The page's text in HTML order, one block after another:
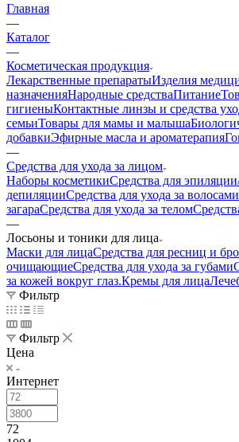
Главная
—
Каталог
—
Косметическая продукция
Лекарственные препаратыИзделия
назначенияНародные средстваПитание
гигиеныКонтактные линзы и средства
семьиТовары для мамы и малыша
добавкиЭфирные масла и ароматерапия
—
Средства для ухода за лицом
Наборы косметикиСредства для
депиляцииСредства для ухода за волосами
загараСредства для ухода за телом
—
Лосьоны и тоники для лица
Маски для лицаСредства для ресниц и
очищающиеСредства для ухода за губами
за кожей вокруг глаз.Кремы для лица
Фильтр
Фильтр
Цена
Интернет
72